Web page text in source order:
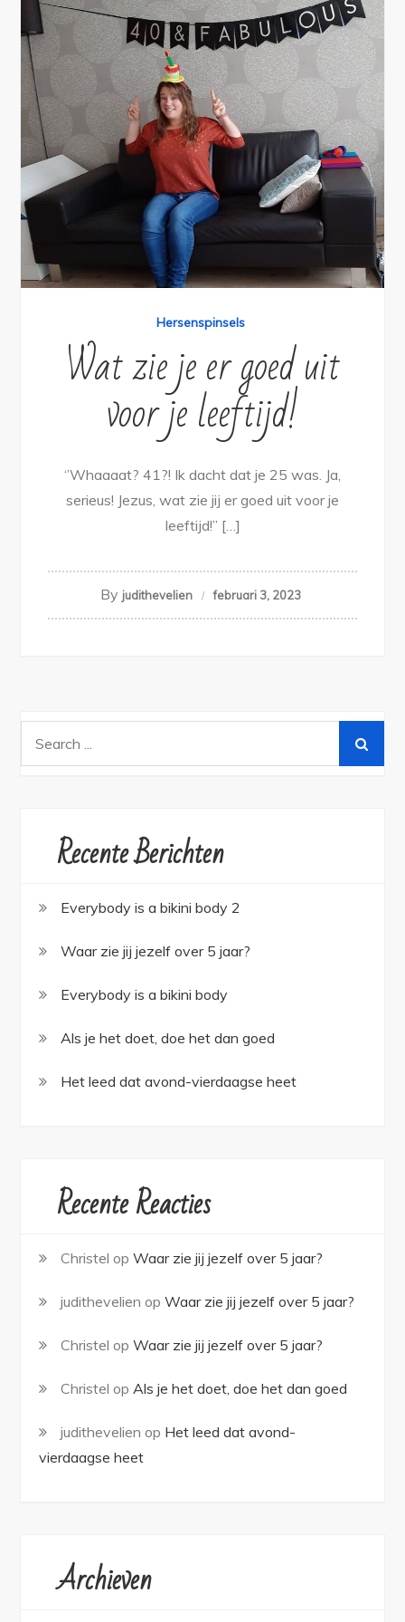
Hersenspinsels
Wat zie je er goed uit
voor je leeftijd!
‘’Whaaaat? 41?! Ik dacht dat je 25 was. Ja,
serieus! Jezus, wat zie jij er goed uit voor je
leeftijd!’’ […]
By judithevelien februari 3, 2023
Recente Berichten
Everybody is a bikini body 2
Waar zie jij jezelf over 5 jaar?
Everybody is a bikini body
Als je het doet, doe het dan goed
Het leed dat avond-vierdaagse heet
Recente Reacties
Christel opWaar zie jij jezelf over 5 jaar?
judithevelien opWaar zie jij jezelf over 5 jaar?
Christel opWaar zie jij jezelf over 5 jaar?
Christel op Als je het doet, doe het dan goed
judithevelien op Het leed dat avond-
vierdaagse heet
Archieven